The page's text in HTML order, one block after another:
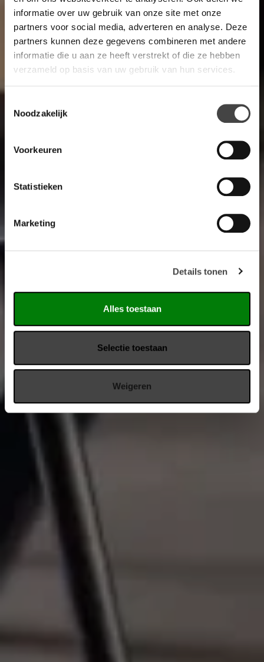
informatie over uw gebruik van onze site met onze
partners voor social media, adverteren en analyse. Deze
partners kunnen deze gegevens combineren met andere
informatie die u aan ze heeft verstrekt of die ze hebben
verzameld op basis van uw gebruik van hun services.
Noodzakelijk
Voorkeuren
Statistieken
Marketing
Details tonen
Alles toestaan
Selectie toestaan
Weigeren